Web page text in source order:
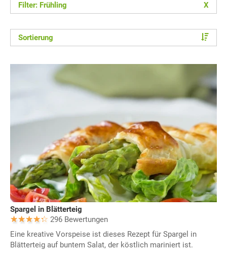
Filter: Frühling X
Sortierung
Spargel in Blätterteig
296 Bewertungen
Eine kreative Vorspeise ist dieses Rezept für Spargel in
Blätterteig auf buntem Salat, der köstlich mariniert ist.